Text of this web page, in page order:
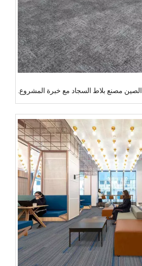
الصين مصنع بلاط السجاد مع خبرة المشروع.